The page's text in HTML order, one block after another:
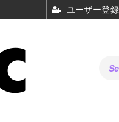
ユーザー登録